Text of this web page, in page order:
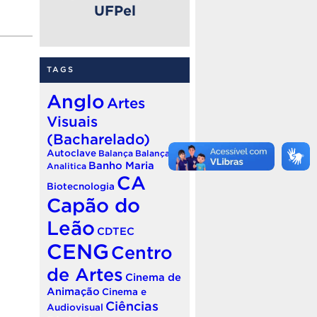
UFPel
TAGS
Anglo Artes
Visuais
(Bacharelado)
Autoclave Balança Balança
Analitica Banho Maria
Biotecnologia CA
Capão do
Leão CDTEC
CENG Centro
de Artes Cinema de
Animação Cinema e
Audiovisual Ciências